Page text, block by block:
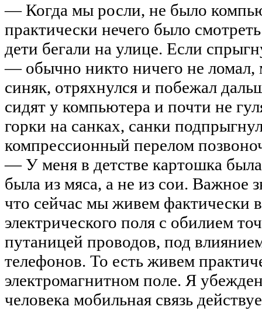
— Когда мы росли, не было
практически нечего было
дети бегали на улице. Если
— обычно никто ничего не ломал,
синяк, отряхнулся и побежал
сидят у компьютера и почти не
горки на санках, санки
компрессионный перелом
— У меня в детстве картошка
была из мяса, а не из сои. Важное
что сейчас мы живем фактически
электрического поля с обилием
путаницей проводов, под
телефонов. То есть живем
электромагнитном поле. Я
человека мобильная связь